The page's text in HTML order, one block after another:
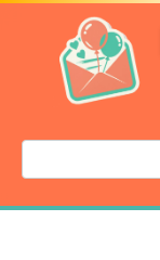
Перейти
контенту
Поиск: